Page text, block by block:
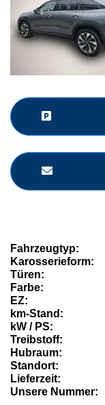
Fahrzeugtyp:
Karosserieform:
Türen:
Farbe:
EZ:
km-Stand:
kW / PS:
Treibstoff:
Hubraum:
Standort:
Lieferzeit:
Unsere Nummer: